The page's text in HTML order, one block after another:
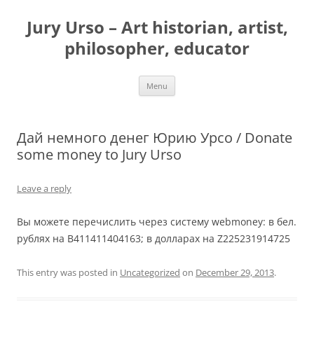
Jury Urso – Art historian, artist,
philosopher, educator
Menu
Дай немного денег Юрию Урсо / Donate
some money to Jury Urso
Leave a reply
Вы можете перечислить через систему webmoney: в бел.
рублях на B411411404163; в долларах на Z225231914725
This entry was posted in Uncategorized on December 29, 2013.